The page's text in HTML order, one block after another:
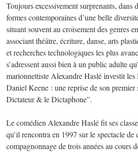
Toujours excessivement surprenants, dans
formes contemporaines d’une belle
situant souvent au croisement des genres en
associant théâtre, écriture, danse, arts
et recherches technologiques les plus
s’adressent aussi bien à un public adulte
marionnettiste Alexandre Haslé investit
Daniel Keene : une reprise de son
Dictateur & le Dictaphone”.
Le comédien Alexandre Haslé fit ses
qu’il rencontra en 1997 sur le spectacle
compagnonnage de trois années au cours